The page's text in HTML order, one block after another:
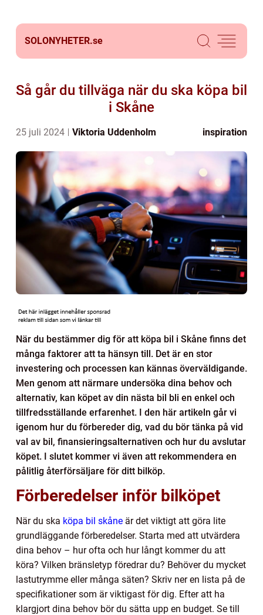
SOLONYHETER.se
Så går du tillväga när du ska köpa bil
i Skåne
25 juli 2024 Viktoria Uddenholm inspiration
När du bestämmer dig för att köpa bil i Skåne finns det
många faktorer att ta hänsyn till. Det är en stor
investering och processen kan kännas överväldigande.
Men genom att närmare undersöka dina behov och
alternativ, kan köpet av din nästa bil bli en enkel och
tillfredsställande erfarenhet. I den här artikeln går vi
igenom hur du förbereder dig, vad du bör tänka på vid
val av bil, finansieringsalternativen och hur du avslutar
köpet. I slutet kommer vi även att rekommendera en
pålitlig återförsäljare för ditt bilköp.
Förberedelser inför bilköpet
När du ska köpa bil skåne är det viktigt att göra lite
grundläggande förberedelser. Starta med att utvärdera
dina behov – hur ofta och hur långt kommer du att
köra? Vilken bränsletyp föredrar du? Behöver du mycket
lastutrymme eller många säten? Skriv ner en lista på de
specifikationer som är viktigast för dig. Efter att ha
klargjort dina behov bör du sätta upp en budget. Se till